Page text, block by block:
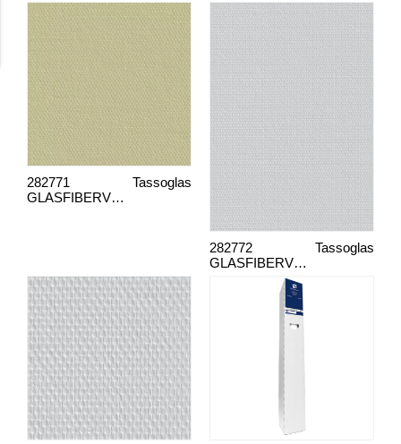
GLASFIBERVEV G900 VÅTROM
Tassoglas
282771
GLASFIBERVEV G100 UN GRUNNET
Tassoglas
282772